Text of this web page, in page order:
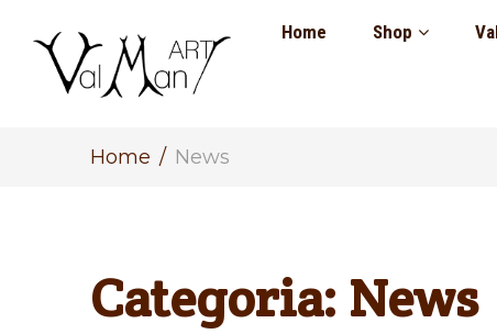
Home Shop
Categoria: News
Home News